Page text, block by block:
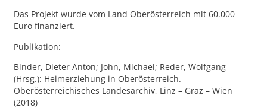
Das Projekt wurde vom Land Oberösterreich mit 60.000
Euro finanziert.
Publikation:
Binder, Dieter Anton; John, Michael; Reder, Wolfgang
(Hrsg.): Heimerziehung in Oberösterreich.
Oberösterreichisches Landesarchiv, Linz – Graz – Wien
(2018)